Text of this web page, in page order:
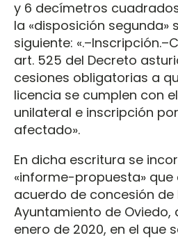
y 6 decímetros
la «disposición segunda»
siguiente:
art. 525 del Decreto
cesiones obligatorias a
licencia se cumplen con
unilateral e inscripción
afectado».
En dicha escritura se
«informe-propuesta»
acuerdo de concesión de
Ayuntamiento de Oviedo,
enero de 2020, en el que